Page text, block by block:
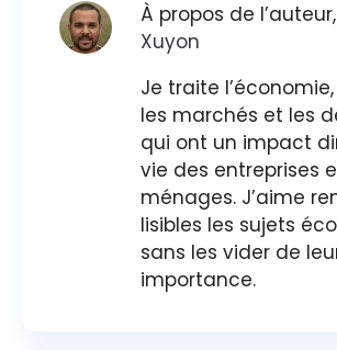
À propos de l’auteur,
Xuyon
Je traite l’économie,
les marchés et les
qui ont un impact
vie des entreprises
ménages. J’aime
lisibles les sujets
sans les vider de
importance.